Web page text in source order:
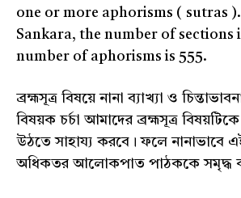
one or more aphorisms ( sutras
Sankara, the number of sections
number of aphorisms is 555.
ব্রহ্মসূত্র বিষয়ে নানা ব্যাখ্যা ও
বিষয়ক চর্চা আমাদের ব্রহ্মসূত্র
উঠতে সাহায্য করবে। ফলে নানাভাবে
অধিকতর আলোকপাত পাঠককে সমৃদ্ধ